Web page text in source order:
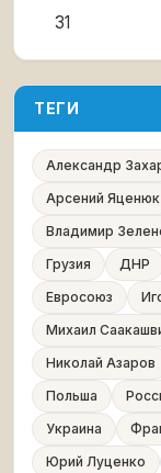
31
ТЕГИ
Александр
Арсений Яценюк
Владимир
Грузия
ДНР
Евросоюз
Михаил
Николай Азаров
Польша
Украина
Юрий Луценко